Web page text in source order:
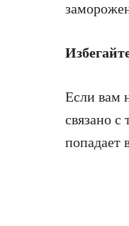
Если вам
связано с
попадает